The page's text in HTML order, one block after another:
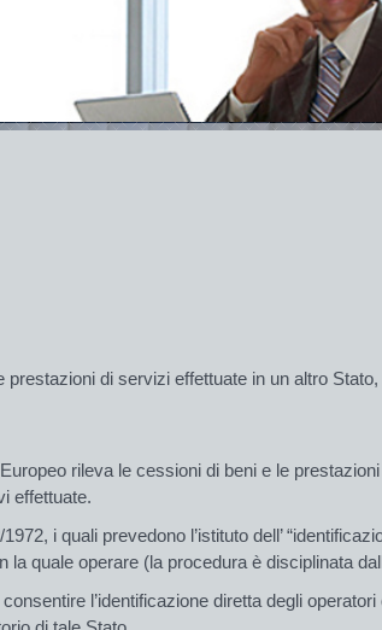
di servizi effettuate in un altro
rileva le cessioni di beni e le
effettuate.
i quali prevedono l’istituto dell’“
quale operare (la procedura è disciplinata
l’identificazione diretta degli